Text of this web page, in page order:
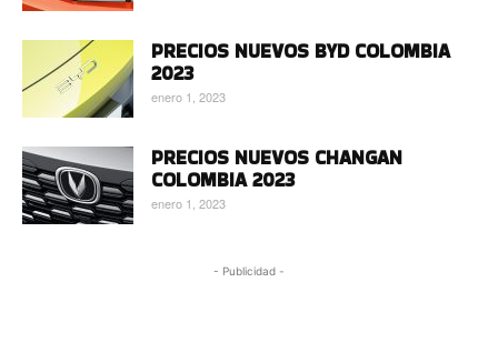
PRECIOS NUEVOS BYD COLOMBIA
2023
enero 1, 2023
PRECIOS NUEVOS CHANGAN
COLOMBIA 2023
enero 1, 2023
- Publicidad -